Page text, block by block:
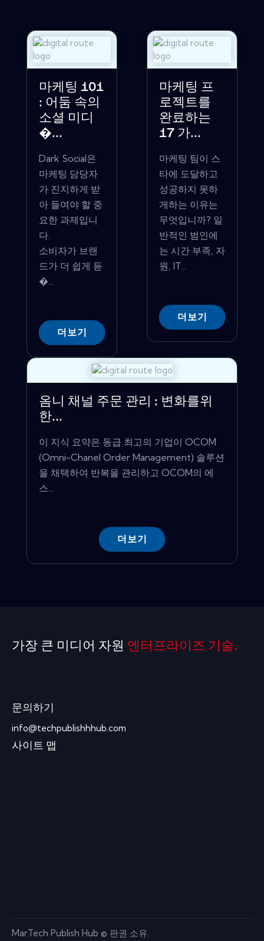
마케팅 101
: 어둠 속의
소셜 미디
�...
Dark Social은
마케팅 담당자
가 진지하게 받
아 들여야 할 중
요한 과제입니
다.
소비자가 브랜
드가 더 쉽게 듣
�...
더보기
마케팅 프
로젝트를
완료하는
17 가...
마케팅 팀이 스
타에 도달하고
성공하지 못하
게하는 이유는
무엇입니까? 일
반적인 범인에
는 시간 부족, 자
원, IT...
더보기
옴니 채널 주문 관리 : 변화를위
한...
이 지식 요약은 동급 최고의 기업이 OCOM
(Omni-Chanel Order Management) 솔루션
을 채택하여 반복을 관리하고 OCOM의 에
스...
더보기
가장 큰 미디어 자원 엔터프라이즈 기술.
문의하기
info@techpublishhhub.com
사이트 맵
MarTech Publish Hub © 판권 소유.